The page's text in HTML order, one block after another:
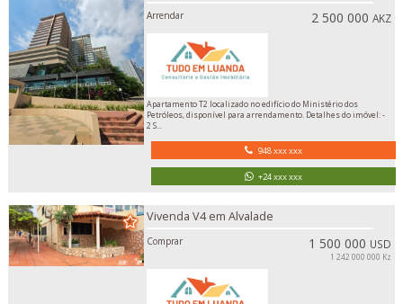
Arrendar 2 500 000AKZ
Apartamento T2 localizado no edifício do Ministério dos
Petróleos, disponível para arrendamento. Detalhes do imóvel: -
2 S...
948 xxx xxx
+24 xxx xxx
Vivenda V4 em Alvalade
Comprar 1 500 000 USD
1 242 000 000 Kz